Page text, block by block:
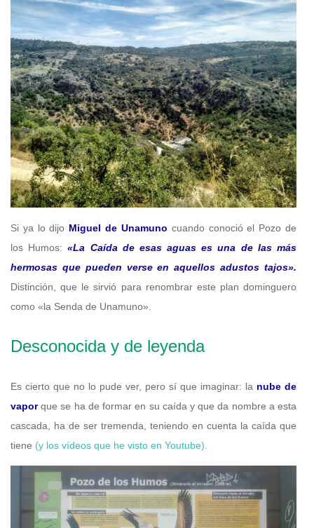
Si ya lo dijo Miguel de Unamuno cuando conoció el Pozo de
los Humos:«La Caída de esas aguas es una de las más
hermosas que pueden verse en aquellos adustos tajos».
Distinción, que le sirvió para renombrar este plan dominguero
como «la Senda de Unamuno».
Desconocida y de leyenda
Es cierto que no lo pude ver, pero sí que imaginar: la nube de
vaporque se ha de formar en su caída y que da nombre a esta
cascada, ha de ser tremenda, teniendo en cuenta la caída que
tiene (y los vídeos que he visto en Youtube).